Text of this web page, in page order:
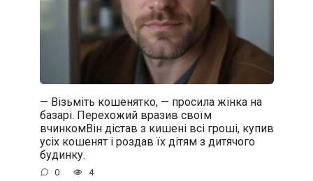
— Візьміть кошенятко, — просила жінка на
базарі. Перехожий вразив своїм
вчинкомВін дістав з кишені всі гроші, купив
усіх кошенят і роздав їх дітям з дитячого
будинку.
0 4